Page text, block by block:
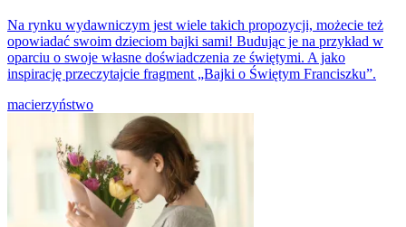
Na rynku wydawniczym jest wiele takich propozycji, możecie też
opowiadać swoim dzieciom bajki sami! Budując je na przykład w
oparciu o swoje własne doświadczenia ze świętymi. A jako
inspirację przeczytajcie fragment „Bajki o Świętym Franciszku”.
macierzyństwo